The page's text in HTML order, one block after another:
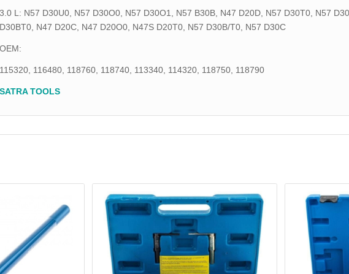
3.0 L: N57 D30U0, N57 D30O0, N57 D30O1, N57 B30B, N47 D20D, N57 D30T0, N57
D30BT0, N47 D20C, N47 D20O0, N47S D20T0, N57 D30B/T0, N57 D30C
OEM:
115320, 116480, 118760, 118740, 113340, 114320, 118750, 118790
SATRA TOOLS